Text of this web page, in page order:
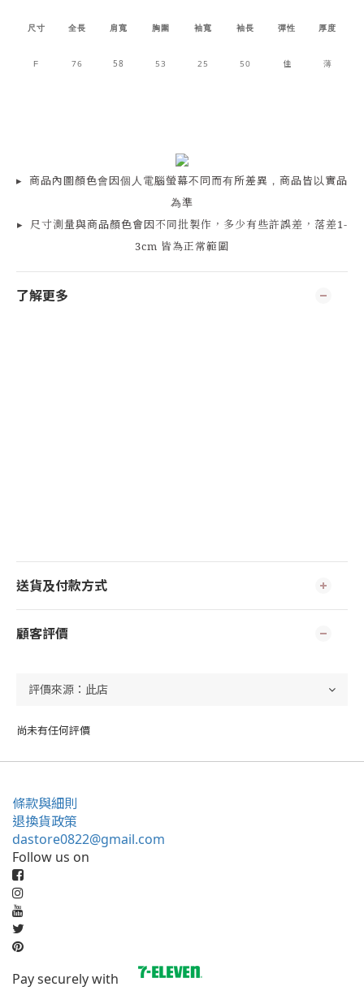
尺寸 全長 肩寬 胸圍 袖寬 袖長 彈性 厚度
F 76 58 53 25 50 佳 薄
▸ 商品內圖顏色會因個人電腦螢幕不同而有所差異，商品皆以實品
為準
▸ 尺寸測量與商品顏色會因不同批製作，多少有些許誤差，落差1-
3cm 皆為正常範圍
了解更多
送貨及付款方式
顧客評價
尚未有任何評價
條款與細則
退換貨政策
dastore0822@gmail.com
Follow us on
Pay securely with